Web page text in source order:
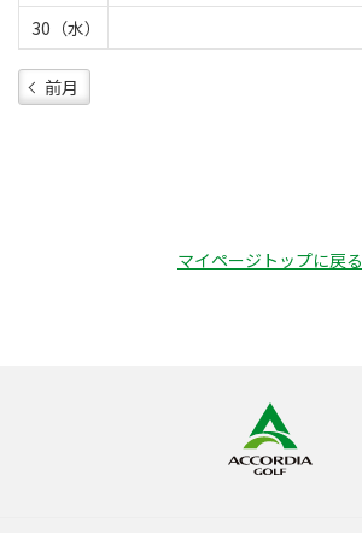
30（水）
前月
マイページトップに戻る